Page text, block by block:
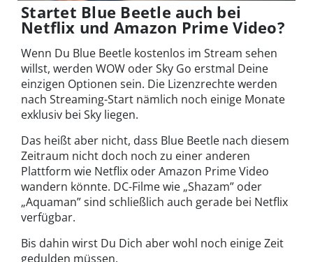
Startet Blue Beetle auch bei
Netflix und Amazon Prime Video?
Wenn Du Blue Beetle kostenlos im Stream sehen
willst, werden WOW oder Sky Go erstmal Deine
einzigen Optionen sein. Die Lizenzrechte werden
nach Streaming-Start nämlich noch einige Monate
exklusiv bei Sky liegen.
Das heißt aber nicht, dass Blue Beetle nach diesem
Zeitraum nicht doch noch zu einer anderen
Plattform wie Netflix oder Amazon Prime Video
wandern könnte. DC-Filme wie „Shazam” oder
„Aquaman” sind schließlich auch gerade bei Netflix
verfügbar.
Bis dahin wirst Du Dich aber wohl noch einige Zeit
gedulden müssen.